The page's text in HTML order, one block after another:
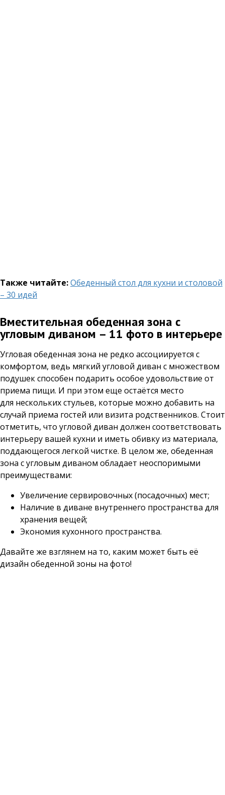
Также читайте:Обеденный стол для кухни и столовой
– 30 идей
Вместительная обеденная зона с
угловым диваном – 11 фото в интерьере
Угловая обеденная зона не редко ассоциируется с
комфортом, ведь мягкий угловой диван с множеством
подушек способен подарить особое удовольствие от
приема пищи. И при этом еще остаётся место
для нескольких стульев, которые можно добавить на
случай приема гостей или визита родственников. Стоит
отметить, что угловой диван должен соответствовать
интерьеру вашей кухни и иметь обивку из материала,
поддающегося легкой чистке. В целом же, обеденная
зона с угловым диваном обладает неоспоримыми
преимуществами:
Увеличение сервировочных (посадочных) мест;
Наличие в диване внутреннего пространства для
хранения вещей;
Экономия кухонного пространства.
Давайте же взглянем на то, каким может быть её
дизайн обеденной зоны на фото!